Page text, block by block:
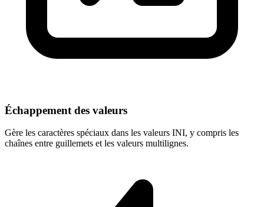
Échappement des valeurs
Gère les caractères spéciaux dans les valeurs INI, y compris les
chaînes entre guillemets et les valeurs multilignes.